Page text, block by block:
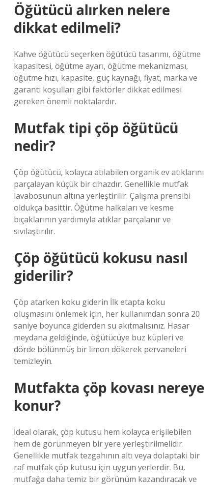
Öğütücü alırken nelere
dikkat edilmeli?
Kahve öğütücü seçerken öğütücü tasarımı, öğütme
kapasitesi, öğütme ayarı, öğütme mekanizması,
öğütme hızı, kapasite, güç kaynağı, fiyat, marka ve
garanti koşulları gibi faktörler dikkat edilmesi
gereken önemli noktalardır.
Mutfak tipi çöp öğütücü
nedir?
Çöp öğütücü, kolayca atılabilen organik ev atıklarını
parçalayan küçük bir cihazdır. Genellikle mutfak
lavabosunun altına yerleştirilir. Çalışma prensibi
oldukça basittir. Öğütme halkaları ve kesme
bıçaklarının yardımıyla atıklar parçalanır ve
sıvılaştırılır.
Çöp öğütücü kokusu nasıl
giderilir?
Çöp atarken koku giderin İlk etapta koku
oluşmasını önlemek için, her kullanımdan sonra 20
saniye boyunca giderden su akıtmalısınız. Hasar
meydana geldiğinde, öğütücüye buz küpleri ve
dörde bölünmüş bir limon dökerek pervaneleri
temizleyin.
Mutfakta çöp kovası nereye
konur?
İdeal olarak, çöp kutusu hem kolayca erişilebilen
hem de görünmeyen bir yere yerleştirilmelidir.
Genellikle mutfak tezgahının altı veya dolaptaki bir
raf mutfak çöp kutusu için uygun yerlerdir. Bu,
mutfağa daha temiz bir görünüm kazandıracak ve